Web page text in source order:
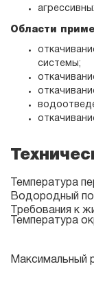
Области
системы;
Температура
Водородный
Требования к
Температура
Максимальный